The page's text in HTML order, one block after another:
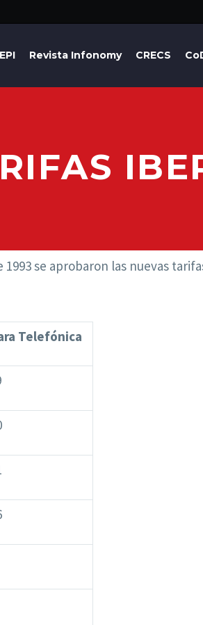
Revista Infonomy CRECS
se aprobaron las nuevas
Telefónica